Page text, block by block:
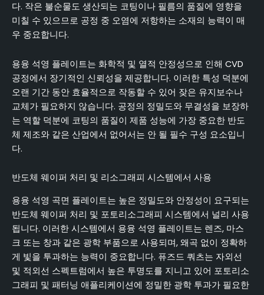
다. 작은 불순물도 생산되는 코팅이나 필름의 품질에 영향을
미칠 수 있으므로 공정 중 오염에 저항하는 소재의 능력이 매
우 중요합니다.
용융 석영 플레이트는 화학적 및 열적 안정성으로 인해 CVD
공정에서 장기적인 신뢰성을 제공합니다. 이러한 특성 덕분에
오랜 기간 동안 효율적으로 작동할 수 있어 잦은 유지보수나
교체가 필요하지 않습니다. 공정의 정밀도와 무결성을 보장하
는 역할 덕분에 코팅의 품질이 제품 성능에 가장 중요한 반도
체 제조와 같은 산업에서 없어서는 안 될 필수 구성 요소입니
다.
반도체 웨이퍼 처리 및 리소그래피 시스템에서 사용
용융 석영 곡면 플레이트는 높은 정밀도와 안정성이 요구되는
반도체 웨이퍼 처리 및 포토리소그래피 시스템에서 널리 사용
됩니다. 이러한 시스템에서 용융 석영 플레이트는 렌즈, 마스
크 또는 창과 같은 광학 부품으로 사용되며, 왜곡 없이 정확하
게 빛을 투과하는 능력이 중요합니다. 퓨즈드 쿼츠는 자외선
및 적외선 스펙트럼에서 높은 투명도를 지니고 있어 포토리소
그래피 및 패터닝 애플리케이션에 정밀한 광학 투과가 필요한